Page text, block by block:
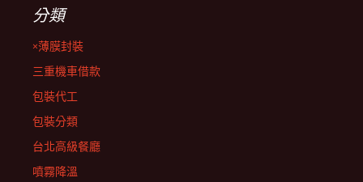
分類
×薄膜封裝
三重機車借款
包裝代工
包裝分類
台北高級餐廳
噴霧降溫